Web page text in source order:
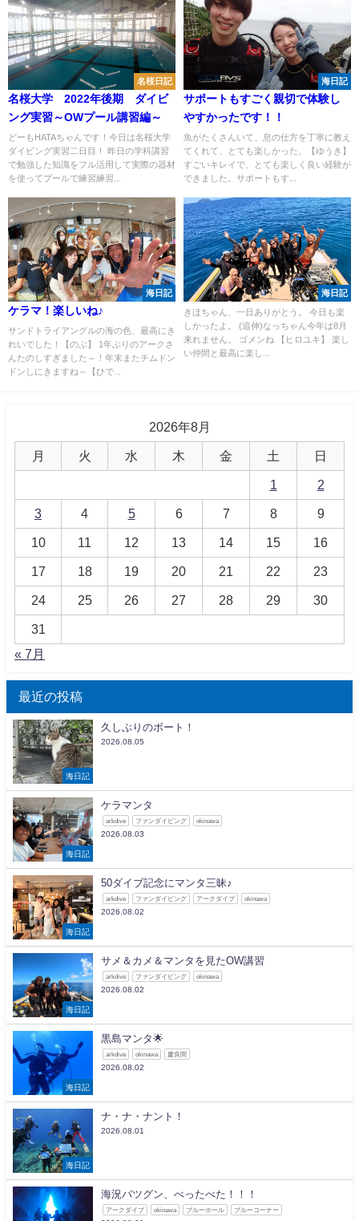
名桜日記
名桜大学 2022年後期 ダイビ
ング実習～OWプール講習編～
どーもHATAちゃんです！今日は名桜大学
ダイビング実習二日目！ 昨日の学科講習
で勉強した知識をフル活用して実際の器材
を使ってプールで練習練習...
海日記
サポートもすごく親切で体験し
やすかったです！！
魚がたくさんいて、息の仕方を丁寧に教え
てくれて、とても楽しかった。【ゆうき】
すごいキレイで、とても楽しく良い経験が
できました。サポートもす...
海日記
ケラマ！楽しいね♪
サンドトライアングルの海の色、最高にき
れいでした！【のぶ】 1年ぶりのアークさ
んたのしすぎました～！年末またチムドン
ドンしにきますね～【ひで...
海日記
きほちゃん、一日ありがとう。 今日も楽
しかったよ。 (追伸)なっちゃん今年は8月
来れません。 ゴメンね 【ヒロユキ】 楽し
い仲間と最高に楽し...
2026年8月
月 火 水 木 金 土 日
1 2
3 4 5 6 7 8 9
10 11 12 13 14 15 16
17 18 19 20 21 22 23
24 25 26 27 28 29 30
31
« 7月
最近の投稿
海日記
久しぶりのボート！
2026.08.05
海日記
ケラマンタ
arkdive ファンダイビング okinawa
2026.08.03
海日記
50ダイブ記念にマンタ三昧♪
arkdive ファンダイビング アークダイブ okinawa
2026.08.02
海日記
サメ＆カメ＆マンタを見たOW講習
arkdive ファンダイビング okinawa
2026.08.02
海日記
黒島マンタ🌟
arkdive okinawa 慶良間
2026.08.02
海日記
ナ・ナ・ナント！
2026.08.01
海況バツグン、べったべた！！！
アークダイブ okinawa ブルーホール ブルーコーナー